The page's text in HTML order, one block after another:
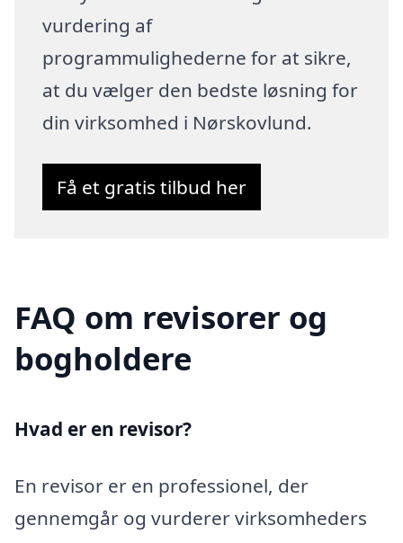
vurdering af
programmulighederne for at sikre,
at du vælger den bedste løsning for
din virksomhed i Nørskovlund.
Få et gratis tilbud her
FAQ om revisorer og
bogholdere
Hvad er en revisor?
En revisor er en professionel, der
gennemgår og vurderer virksomheders